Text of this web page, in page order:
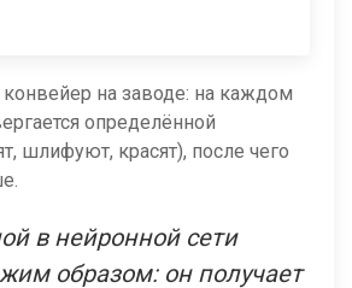
конвейер на заводе: на каждом
определённой
шлифуют, красят), после чего
в нейронной сети
образом: он получает